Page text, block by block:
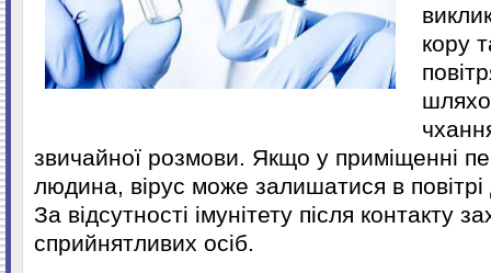
кору
звичайної розмови. Якщо у приміщенні
людина, вірус може залишатися в
За відсутності імунітету після контакту
сприйнятливих осіб.